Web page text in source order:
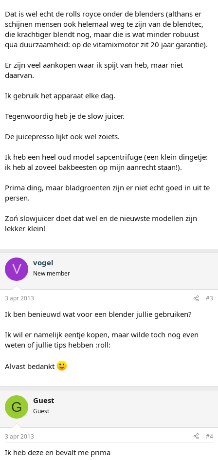
Dat is wel echt de rolls royce onder de blenders (althans er
schijnen mensen ook helemaal weg te zijn van de blendtec,
die krachtiger blendt nog, maar die is wat minder robuust
qua duurzaamheid: op de vitamixmotor zit 20 jaar garantie).
Er zijn veel aankopen waar ik spijt van heb, maar niet
daarvan.
Ik gebruik het apparaat elke dag.
Tegenwoordig heb je de slow juicer.
De juicepresso lijkt ook wel zoiets.
Ik heb een heel oud model sapcentrifuge (een klein dingetje:
ik heb al zoveel bakbeesten op mijn aanrecht staan!).
Prima ding, maar bladgroenten zijn er niet echt goed in uit te
persen.
Zoń slowjuicer doet dat wel en de nieuwste modellen zijn
lekker klein!
V vogel
New member
3 apr 2013 #3
Ik ben benieuwd wat voor een blender jullie gebruiken?
Ik wil er namelijk eentje kopen, maar wilde toch nog even
weten of jullie tips hebben :roll:
Alvast bedankt
G Guest
Guest
3 apr 2013 #4
Ik heb deze en bevalt me prima